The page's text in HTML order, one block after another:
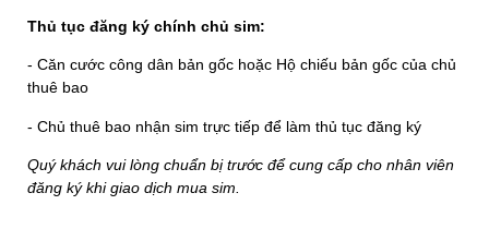
Thủ tục đăng ký chính chủ sim:
- Căn cước công dân bản gốc hoặc Hộ chiếu bản gốc của chủ
thuê bao
- Chủ thuê bao nhận sim trực tiếp để làm thủ tục đăng ký
Quý khách vui lòng chuẩn bị trước để cung cấp cho nhân viên
đăng ký khi giao dịch mua sim.